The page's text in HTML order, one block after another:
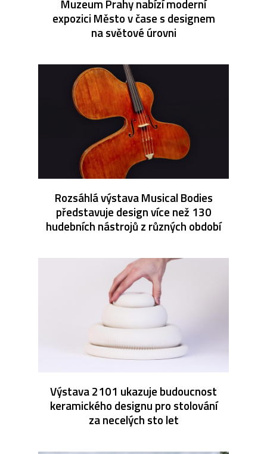
Muzeum Prahy nabízí moderní
expozici Město v čase s designem
na světové úrovni
Rozsáhlá výstava Musical Bodies
představuje design více než 130
hudebních nástrojů z různých období
Výstava 2101 ukazuje budoucnost
keramického designu pro stolování
za necelých sto let